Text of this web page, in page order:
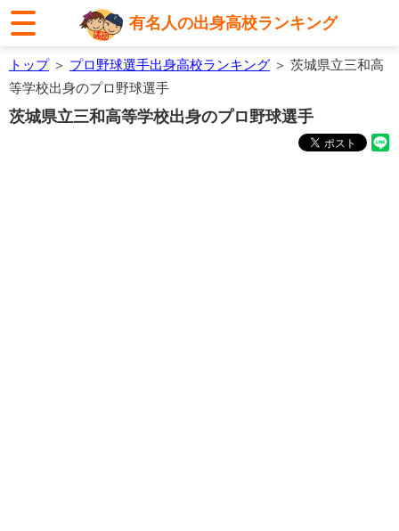
有名人の出身高校ランキング
トップ＞ プロ野球選手出身高校ランキング ＞ 茨城県立三和高
等学校出身のプロ野球選手
茨城県立三和高等学校出身のプロ野球選手